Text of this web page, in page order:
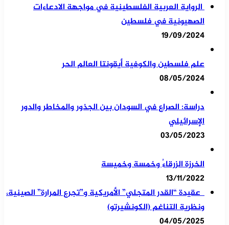
الرواية العربية الفلسطينية في مواجهة الادعاءات
الصهيونية في فلسطين
19/09/2024
علم فلسطين والكوفية أيقونتا العالم الحر
08/05/2024
دراسة: الصراع في السودان بين الجذور والمخاطر والدور
الإسرائيلي
03/05/2023
الخرزة الزرقاءُ وخمسة وخميسة
13/11/2022
عقيدة “القدر المتجلي” الأمريكية و”تجرع المرارة” الصينية،
ونظرية التناغم (الكونشيرتو)
04/05/2025